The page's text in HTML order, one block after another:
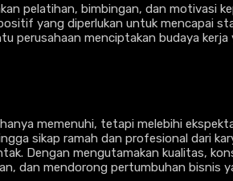
pelatihan, bimbingan, dan motivasi
yang diperlukan untuk mencapai
perusahaan menciptakan budaya
memenuhi, tetapi melebihi
sikap ramah dan profesional dari
Dengan mengutamakan kualitas,
dan mendorong pertumbuhan bisnis